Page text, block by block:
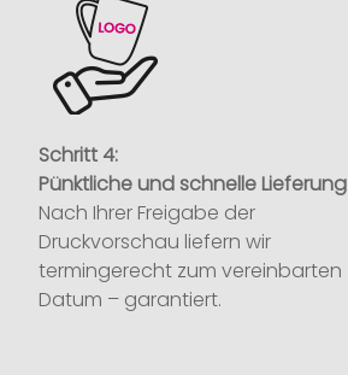
Schritt 4:
Pünktliche und schnelle Lieferung
Nach Ihrer Freigabe der
Druckvorschau liefern wir
termingerecht zum vereinbarten
Datum – garantiert.